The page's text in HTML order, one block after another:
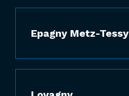
Epagny Metz-Tessy